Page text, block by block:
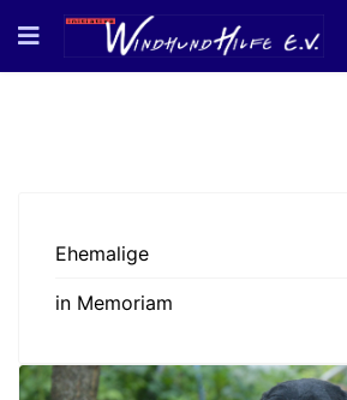
Ehemalige
in Memoriam